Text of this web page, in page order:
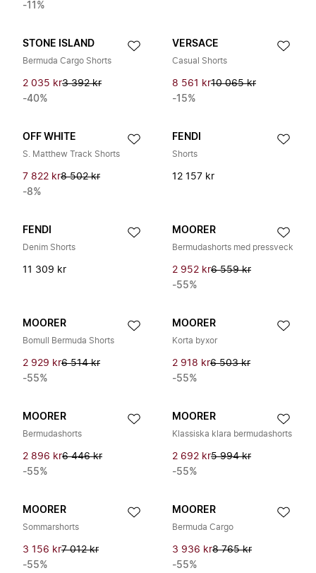
-11%
STONE ISLAND
Bermuda Cargo Shorts
2 035 kr3 392 kr
-40%
VERSACE
Casual Shorts
8 561 kr10 065 kr
-15%
OFF WHITE
S. Matthew Track Shorts
7 822 kr8 502 kr
-8%
FENDI
Shorts
12 157 kr
FENDI
Denim Shorts
11 309 kr
MOORER
Bermudashorts med pressveck
2 952 kr6 559 kr
-55%
MOORER
Bomull Bermuda Shorts
2 929 kr6 514 kr
-55%
MOORER
Korta byxor
2 918 kr6 503 kr
-55%
MOORER
Bermudashorts
2 896 kr6 446 kr
-55%
MOORER
Klassiska klara bermudashorts
2 692 kr5 994 kr
-55%
MOORER
Sommarshorts
3 156 kr7 012 kr
-55%
MOORER
Bermuda Cargo
3 936 kr8 765 kr
-55%